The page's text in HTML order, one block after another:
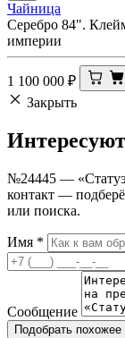
Чайница
Серебро 84".
империи
1 100 000 ₽
Закрыть
Интересуют
№24445 —
контакт —
или поиска.
Имя *
Сообщение
Подобрать похожее